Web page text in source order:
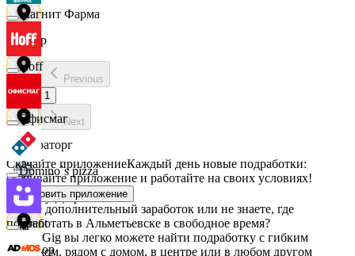
Cпар
demo
Мираторг
Абрау-Дюрсо
Авиор
Магнит Фарма
Hoff
Офисмаг
Domino`s pizza
Urent
Previous
1
Next
Скачайте приложениеКаждый день новые подработки:
скачивайте приложение и работайте на своих условиях!
Установить приложение
Ищете дополнительный заработок или не знаете, где
подработать в Альметьевске в свободное время?
На MyGig вы легко можете найти подработку с гибким
графиком, рядом с домом, в центре или в любом другом